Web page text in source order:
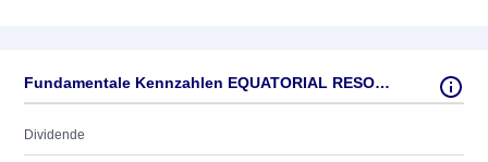
Fundamentale Kennzahlen EQUATORIAL RESOURCES LTD.
Dividende